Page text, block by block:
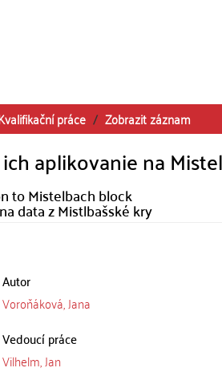
práce Zobrazit záznam
aplikovanie na
to Mistelbach block
data z Mistlbašské kry
Autor
Voroňáková, Jana
Vedoucí práce
Vilhelm, Jan